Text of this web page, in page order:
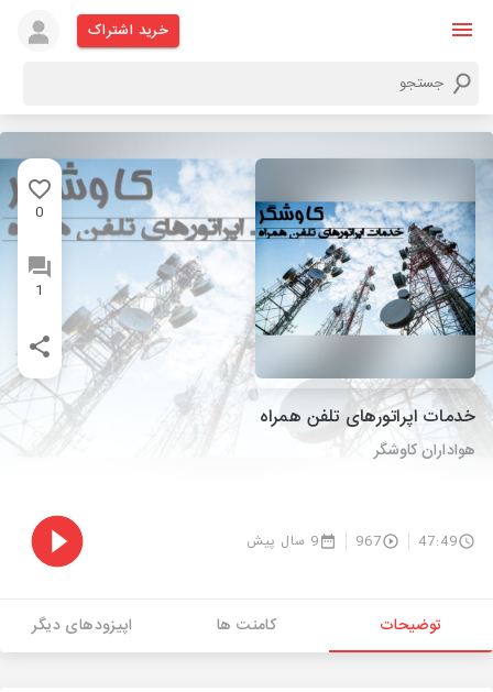
خرید اشتراک
0
1
خدمات اپراتورهای تلفن همراه
هواداران کاوشگر
47:49
967 9 سال پیش
توضیحات کامنت ها اپیزودهای دیگر